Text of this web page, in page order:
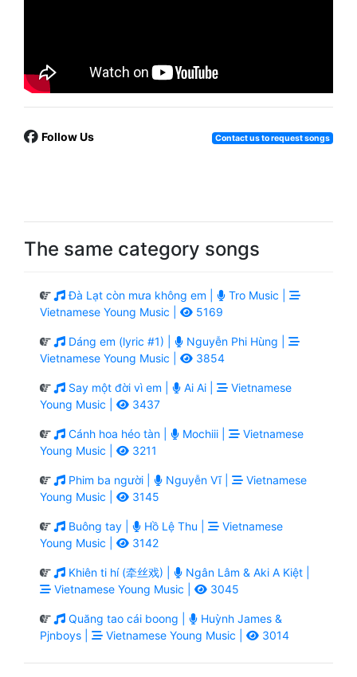
Follow Us Contact us to request songs
The same category songs
Đà Lạt còn mưa không em |
Tro Music |
Vietnamese Young Music |
5169
Dáng em (lyric #1) |
Nguyễn Phi Hùng |
Vietnamese Young Music |
3854
Say một đời vì em | Ai Ai |
Vietnamese
Young Music |
3437
Cánh hoa héo tàn | Mochiii |
Vietnamese
Young Music |
3211
Phim ba người | Nguyễn Vĩ |
Vietnamese
Young Music |
3145
Buông tay | Hồ Lệ Thu |
Vietnamese
Young Music |
3142
Khiên ti hí (牵丝戏) |
Ngân Lâm & Aki A Kiệt |
Vietnamese Young Music |
3045
Quăng tao cái boong |
Huỳnh James &
Pjnboys |
Vietnamese Young Music | 3014